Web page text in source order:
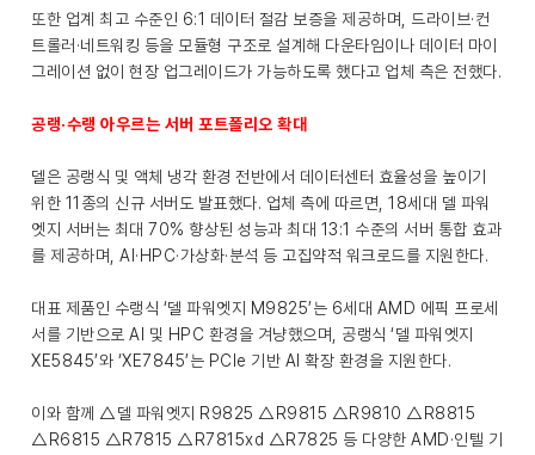
또한 업계 최고 수준인 6:1 데이터 절감 보증을 제공하며, 드라이브·컨
트롤러·네트워킹 등을 모듈형 구조로 설계해 다운타임이나 데이터 마이
그레이션 없이 현장 업그레이드가 가능하도록 했다고 업체 측은 전했다.
공랭·수랭 아우르는 서버 포트폴리오 확대
델은 공랭식 및 액체 냉각 환경 전반에서 데이터센터 효율성을 높이기
위한 11종의 신규 서버도 발표했다. 업체 측에 따르면, 18세대 델 파워
엣지 서버는 최대 70% 향상된 성능과 최대 13:1 수준의 서버 통합 효과
를 제공하며, AI·HPC·가상화·분석 등 고집약적 워크로드를 지원한다.
대표 제품인 수랭식 ‘델 파워엣지 M9825’는 6세대 AMD 에픽 프로세
서를 기반으로 AI 및 HPC 환경을 겨냥했으며, 공랭식 ‘델 파워엣지
XE5845’와 ‘XE7845’는 PCIe 기반 AI 확장 환경을 지원한다.
이와 함께 △델 파워엣지 R9825 △R9815 △R9810 △R8815
△R6815 △R7815 △R7815xd △R7825 등 다양한 AMD·인텔 기